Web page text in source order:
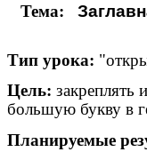
Тема:
Тип урока:
Цель: закреплять
большую букву в
Планируемые